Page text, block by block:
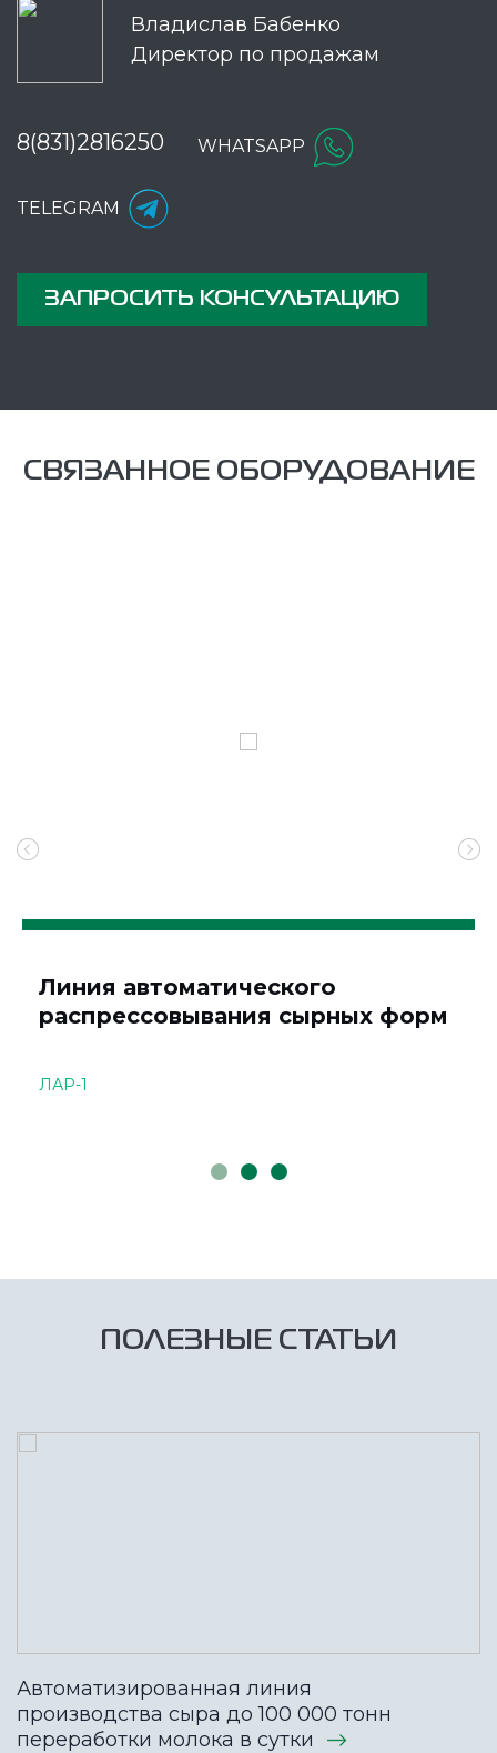
Владислав Бабенко
Директор по продажам
8(831)2816250 WHATSAPP
TELEGRAM
ЗАПРОСИТЬ КОНСУЛЬТАЦИЮ
СВЯЗАННОЕ ОБОРУДОВАНИЕ
Линия автоматического
распрессовывания сырных форм
ЛАР-1
ПОЛЕЗНЫЕ СТАТЬИ
Автоматизированная линия
производства сыра до 100 000 тонн
переработки молока в сутки